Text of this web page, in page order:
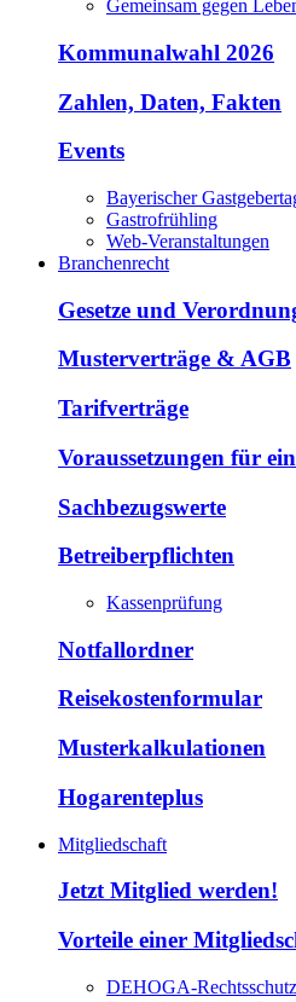
Gemeinsam gegen
Kommunalwahl 2026
Zahlen, Daten, Fakten
Events
Bayerischer
Gastrofrühling
Web-Veranstaltungen
Branchenrecht
Gesetze und
Musterverträge & AGB
Tarifverträge
Voraussetzungen für
Sachbezugswerte
Betreiberpflichten
Kassenprüfung
Notfallordner
Reisekostenformular
Musterkalkulationen
Hogarenteplus
Mitgliedschaft
Jetzt Mitglied werden!
Vorteile einer
DEHOGA-Rechtsschutz